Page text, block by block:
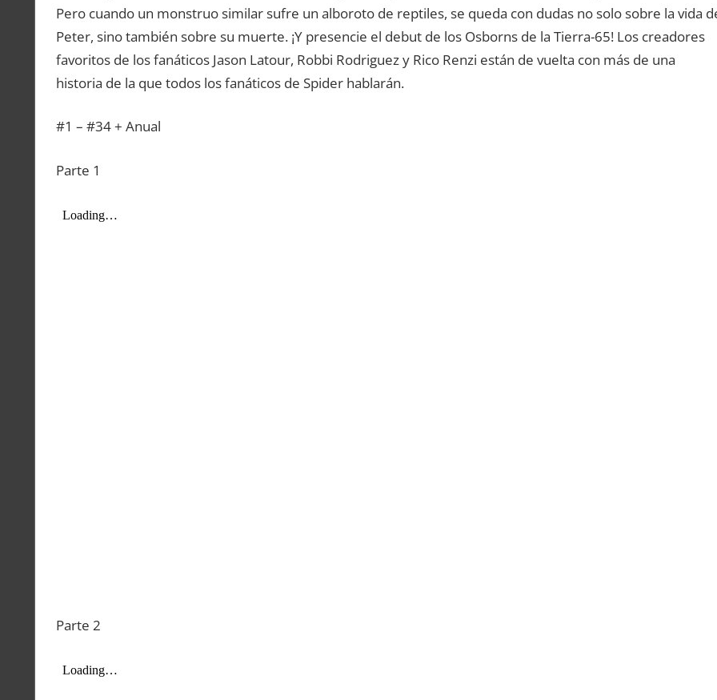
Pero cuando un monstruo similar sufre un alboroto de reptiles, se queda con dudas no solo sobre la vida
Peter, sino también sobre su muerte. ¡Y presencie el debut de los Osborns de la Tierra-65! Los creadores
favoritos de los fanáticos Jason Latour, Robbi Rodriguez y Rico Renzi están de vuelta con más de una
historia de la que todos los fanáticos de Spider hablarán.
#1 – #34 + Anual
Parte 1
Parte 2